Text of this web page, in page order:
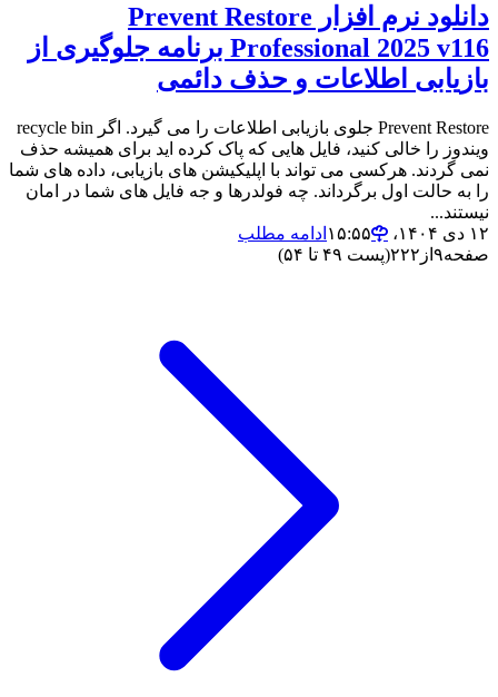
دانلود نرم افزار Prevent Restore
Professional 2025 v116 برنامه جلوگیری از
بازیابی اطلاعات و حذف دائمی
Prevent Restore جلوی بازیابی اطلاعات را می گیرد. اگر recycle bin
ویندوز را خالی کنید، فایل هایی که پاک کرده اید برای همیشه حذف
نمی گردند. هرکسی می تواند با اپلیکیشن های بازیابی، داده های شما
را به حالت اول برگرداند. چه فولدرها و جه فایل های شما در امان
نیستند...
۱۲ دی ۱۴۰۴،‏ ۱۵:۵۵
ادامه مطلب
صفحه۹ از ۲۲۲(پست ۴۹ تا ۵۴)